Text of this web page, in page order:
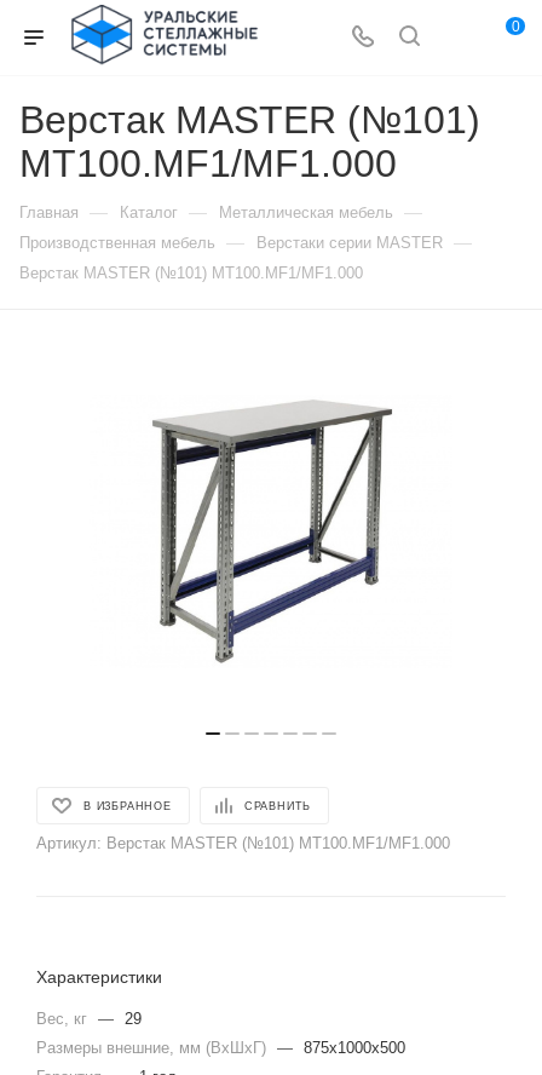
0
Верстак MASTER (№101)
MT100.MF1/MF1.000
Главная — Каталог — Металлическая мебель —
Производственная мебель — Верстаки серии MASTER —
Верстак MASTER (№101) MT100.MF1/MF1.000
В ИЗБРАННОЕ СРАВНИТЬ
Артикул: Верстак MASTER (№101) MT100.MF1/MF1.000
Характеристики
Вес, кг — 29
Размеры внешние, мм (ВхШхГ) — 875x1000x500